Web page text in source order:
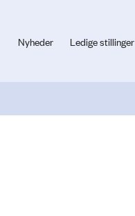
Nyheder Ledige stillinger